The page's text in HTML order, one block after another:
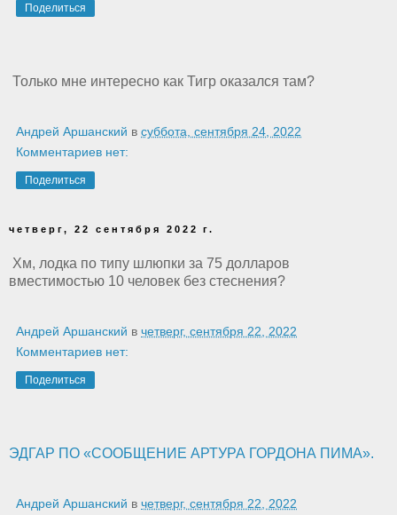
Поделиться
Только мне интересно как Тигр оказался там?
Андрей Аршанский в суббота, сентября 24, 2022
Комментариев нет:
Поделиться
четверг, 22 сентября 2022 г.
Хм, лодка по типу шлюпки за 75 долларов
вместимостью 10 человек без стеснения?
Андрей Аршанский в четверг, сентября 22, 2022
Комментариев нет:
Поделиться
ЭДГАР ПО «СООБЩЕНИЕ АРТУРА ГОРДОНА ПИМА».
Андрей Аршанский в четверг, сентября 22, 2022